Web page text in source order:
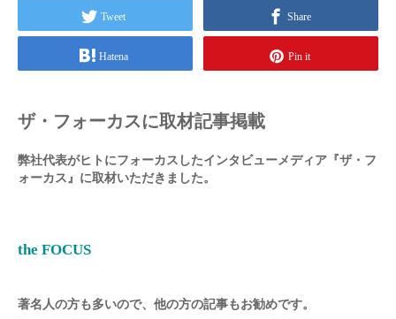
Tweet Share
Hatena Pin it
ザ・フォーカスに取材記事掲載
弊社代表がヒトにフォーカスしたインタビューメディア『ザ・フ
ォーカス』に取材いただきました。
the FOCUS
著名人の方も多いので、他の方の記事もお勧めです。